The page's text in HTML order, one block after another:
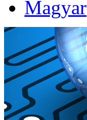
Magyar